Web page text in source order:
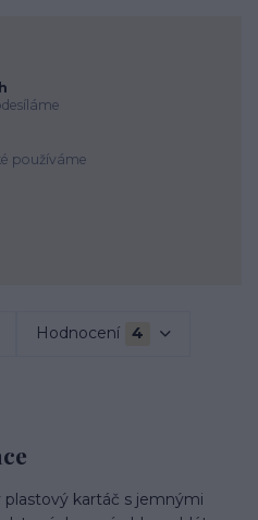
používáme
Hodnocení 4
plastový kartáč s jemnými